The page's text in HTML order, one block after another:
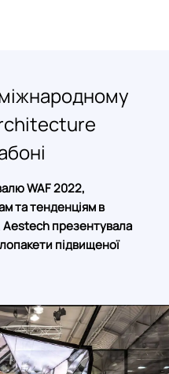
WAF 2022,
та тенденціям в
Aestech презентувала
підвищеної